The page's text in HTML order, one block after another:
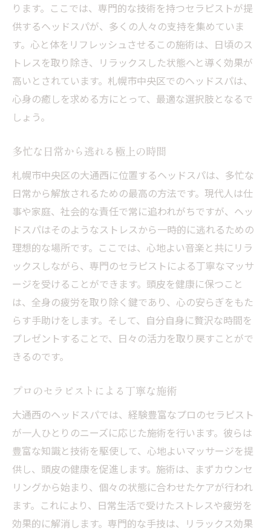
ります。ここでは、専門的な技術を持つセラピストが提
供するヘッドスパが、多くの人々の支持を集めていま
す。心と体をリフレッシュさせるこの施術は、日頃のス
トレスを取り除き、リラックスした状態へと導く効果が
高いとされています。札幌市中央区でのヘッドスパは、
心身の癒しを求める方にとって、最適な選択肢となるで
しょう。
多忙な日常から逃れる極上の時間
札幌市中央区の大通西に位置するヘッドスパは、多忙な
日常から解放されるための最高の方法です。現代人は仕
事や家庭、社会的な責任で常に追われがちですが、ヘッ
ドスパはそのようなストレスから一時的に逃れるための
理想的な場所です。ここでは、心地よい音楽と共にリラ
ックスしながら、専門のセラピストによる丁寧なマッサ
ージを受けることができます。頭皮を健康に保つこと
は、全身の疲労を取り除く鍵であり、心の安らぎをもた
らす手助けをします。そして、自分自身に贅沢な時間を
プレゼントすることで、日々の活力を取り戻すことがで
きるのです。
プロのセラピストによる丁寧な施術
大通西のヘッドスパでは、経験豊富なプロのセラピスト
が一人ひとりのニーズに応じた施術を行います。彼らは
豊富な知識と技術を駆使して、心地よいマッサージを提
供し、頭皮の健康を促進します。施術は、まずカウンセ
リングから始まり、個々の状態に合わせたケアが行われ
ます。これにより、日常生活で受けたストレスや疲労を
効果的に解消します。専門的な手技は、リラックス効果